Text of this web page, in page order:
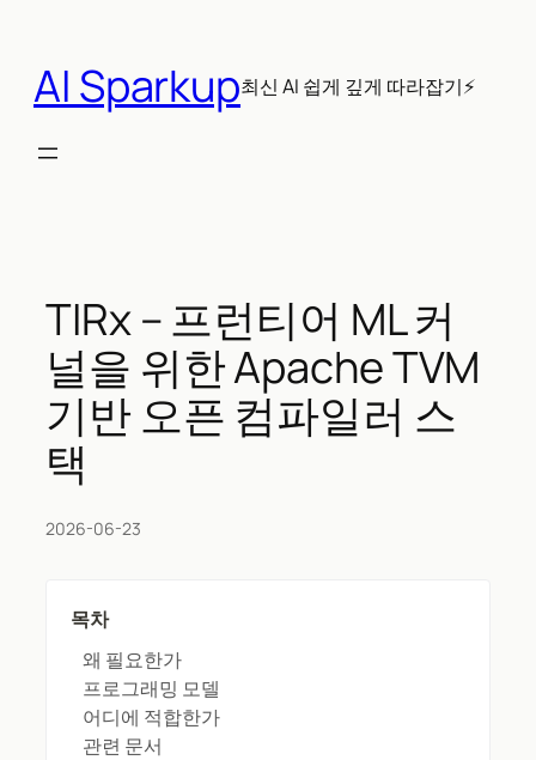
AI Sparkup최신 AI 쉽게 깊게 따라잡기⚡
TIRx – 프런티어 ML 커
널을 위한 Apache TVM
기반 오픈 컴파일러 스
택
2026-06-23
목차
왜 필요한가
프로그래밍 모델
어디에 적합한가
관련 문서